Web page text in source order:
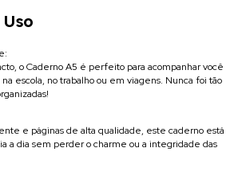
oCaderno A5 é perfeito para acompanhar você
escola, no trabalho ou em viagens. Nunca foi tão
e páginas de alta qualidade, este caderno está
a dia sem perder o charme ou a integridade das